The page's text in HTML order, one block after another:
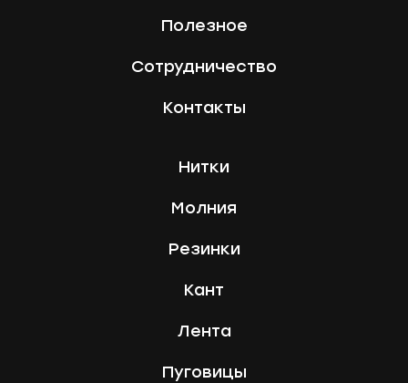
Полезное
Сотрудничество
Контакты
Нитки
Молния
Резинки
Кант
Лента
Пуговицы